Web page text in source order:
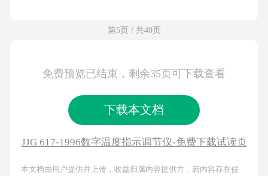
第5页 / 共40页
免费预览已结束，剩余35页可下载查看
下载本文档
JJG 617-1996数字温度指示调节仪-免费下载试读页
本文档由用户提供并上传，收益归属内容提供方，若内容存在侵